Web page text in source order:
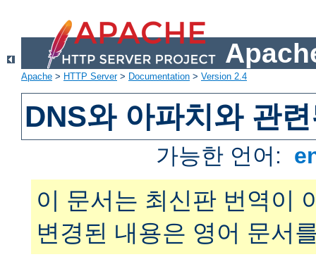
Apache > HTTP Server> Documentation > Version 2.4
DNS와 아파치와 관
가능한 언어:
이 문서는 최신판 번역이
변경된 내용은 영어 문서